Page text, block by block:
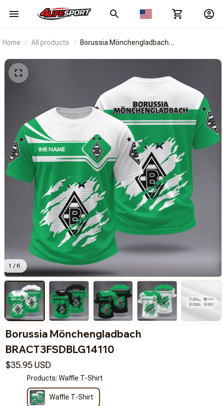
Home All products
Borussia Mönchengladbach
1 / 6
Borussia Mönchengladbach
BRACT3FSDBLG14110
$35.95 USD
Products: Waffle T-Shirt
Waffle T-Shirt